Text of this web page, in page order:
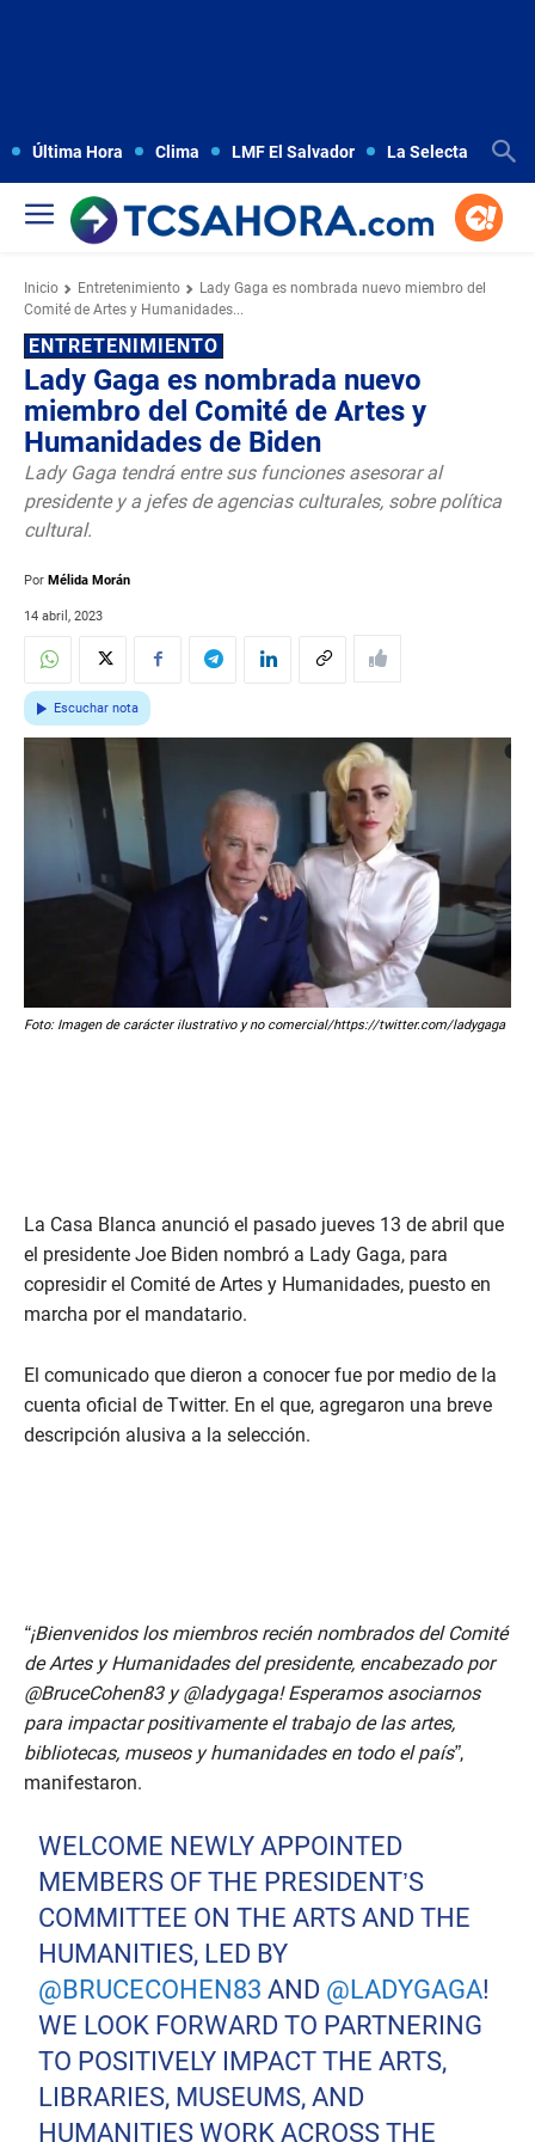
Última Hora Clima LMF El Salvador La Selecta
Inicio Entretenimiento
Lady Gaga es nombrada nuevo miembro del
Comité de Artes y Humanidades...
ENTRETENIMIENTO
Lady Gaga es nombrada nuevo
miembro del Comité de Artes y
Humanidades de Biden
Lady Gaga tendrá entre sus funciones asesorar al
presidente y a jefes de agencias culturales, sobre política
cultural.
Por Mélida Morán
14 abril, 2023
Escuchar nota
Foto: Imagen de carácter ilustrativo y no comercial/https://twitter.com/ladygaga
La Casa Blanca anunció el pasado jueves 13 de abril que
el presidente Joe Biden nombró a Lady Gaga, para
copresidir el Comité de Artes y Humanidades, puesto en
marcha por el mandatario.
El comunicado que dieron a conocer fue por medio de la
cuenta oficial de Twitter. En el que, agregaron una breve
descripción alusiva a la selección.
“¡Bienvenidos los miembros recién nombrados del Comité
de Artes y Humanidades del presidente, encabezado por
@BruceCohen83 y @ladygaga! Esperamos asociarnos
para impactar positivamente el trabajo de las artes,
bibliotecas, museos y humanidades en todo el país”,
manifestaron.
WELCOME NEWLY APPOINTED
MEMBERS OF THE PRESIDENT’S
COMMITTEE ON THE ARTS AND THE
HUMANITIES, LED BY
@BRUCECOHEN83 AND @LADYGAGA!
WE LOOK FORWARD TO PARTNERING
TO POSITIVELY IMPACT THE ARTS,
LIBRARIES, MUSEUMS, AND
HUMANITIES WORK ACROSS THE